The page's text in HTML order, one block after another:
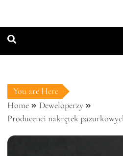
You are Here
Home
Deweloperzy
Producenci nakrętek